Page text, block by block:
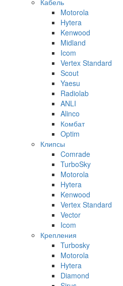
Motorola
Hytera
Kenwood
Midland
Icom
Vertex Standard
Scout
Yaesu
Radiolab
ANLI
Alinco
Комбат
Optim
Клипсы
Comrade
TurboSky
Motorola
Hytera
Kenwood
Vertex Standard
Vector
Icom
Крепления
Turbosky
Motorola
Hytera
Diamond